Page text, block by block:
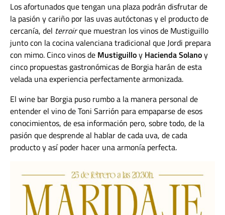
Los afortunados que tengan una plaza podrán disfrutar de
la pasión y cariño por las uvas autóctonas y el producto de
cercanía, del terroirque muestran los vinos de Mustiguillo
junto con la cocina valenciana tradicional que Jordi prepara
con mimo. Cinco vinos de Mustiguilloy Hacienda Solanoy
cinco propuestas gastronómicas de Borgia harán de esta
velada una experiencia perfectamente armonizada.
El wine bar Borgia puso rumbo a la manera personal de
entender el vino de Toni Sarrión para empaparse de esos
conocimientos, de esa información pero, sobre todo, de la
pasión que desprende al hablar de cada uva, de cada
producto y así poder hacer una armonía perfecta.